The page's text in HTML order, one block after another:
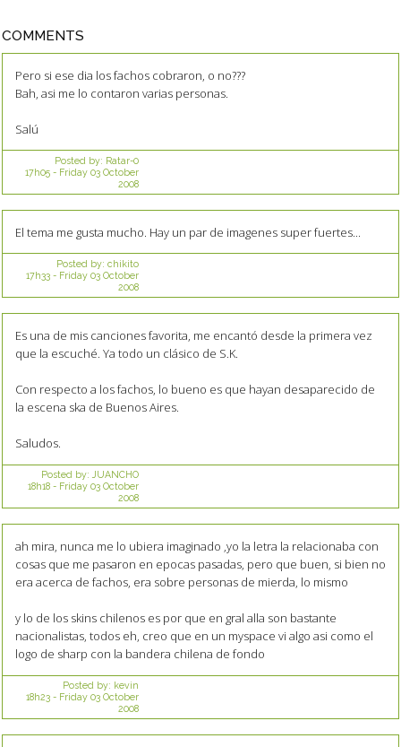
COMMENTS
Pero si ese dia los fachos cobraron, o no???
Bah, asi me lo contaron varias personas.
Salú
Posted by: Ratar-0
17h05- Friday 03 October
2008
El tema me gusta mucho. Hay un par de imagenes super fuertes...
Posted by: chikito
17h33- Friday 03 October
2008
Es una de mis canciones favorita, me encantó desde la primera vez
que la escuché. Ya todo un clásico de S.K.
Con respecto a los fachos, lo bueno es que hayan desaparecido de
la escena ska de Buenos Aires.
Saludos.
Posted by: JUANCHO
18h18- Friday 03 October
2008
ah mira, nunca me lo ubiera imaginado ,yo la letra la relacionaba con
cosas que me pasaron en epocas pasadas, pero que buen, si bien no
era acerca de fachos, era sobre personas de mierda, lo mismo
y lo de los skins chilenos es por que en gral alla son bastante
nacionalistas, todos eh, creo que en un myspace vi algo asi como el
logo de sharp con la bandera chilena de fondo
Posted by: kevin
18h23- Friday 03 October
2008